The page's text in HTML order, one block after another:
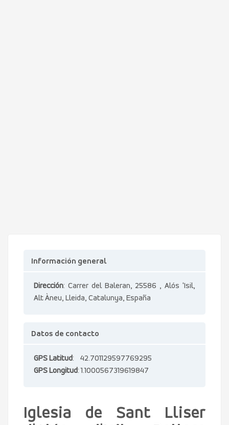
Información general
Dirección: Carrer del Baleran, 25586 , Alós 'Isil,
Alt Àneu, Lleida, Catalunya, España
Datos de contacto
GPS Latitud: 42.701129597769295
GPS Longitud: 1.1000567319619847
Iglesia de Sant Lliser